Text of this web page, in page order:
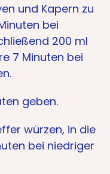
und Kapern zu
bei
200 ml
7 Minuten bei
geben.
würzen, in die
bei niedriger